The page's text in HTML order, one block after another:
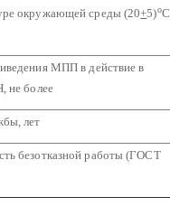
окружающей среды (20+5)оС,
МПП в действие в
не более
лет
безотказной работы (ГОСТ